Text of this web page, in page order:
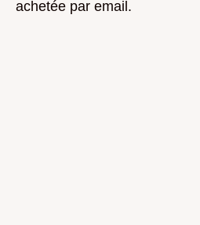
achetée par email.